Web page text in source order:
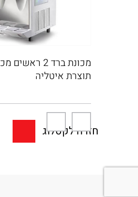
מכונת ברד 2
תוצרת איטליה
חזרה לקטלוג